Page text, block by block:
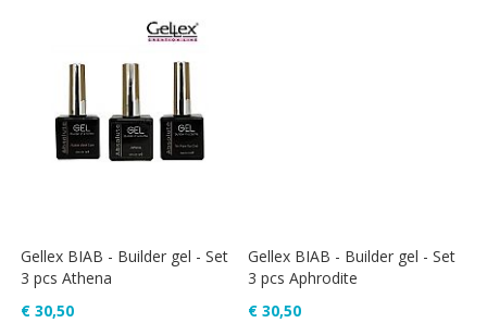
Gellex BIAB - Builder gel - Set
3 pcs Athena
€ 30,50
Gellex BIAB - Builder gel - Set
3 pcs Aphrodite
€ 30,50